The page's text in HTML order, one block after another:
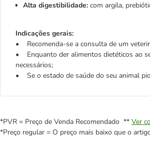
Alta digestibilidade: com argila,
Indicações gerais:
• Recomenda-se a consulta de um
• Enquanto der alimentos dietéticos ao
necessários;
• Se o estado de saúde do seu animal
*PVR = Preço de Venda Recomendado ** Ver
*Preço regular = O preço mais baixo que o